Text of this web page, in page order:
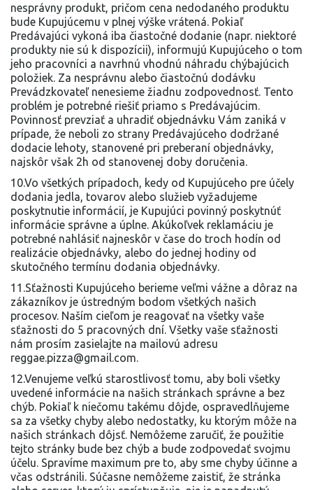
nesprávny produkt, pričom cena nedodaného produktu
bude Kupujúcemu v plnej výške vrátená. Pokiaľ
Predávajúci vykoná iba čiastočné dodanie (napr. niektoré
produkty nie sú k dispozícii), informujú Kupujúceho o tom
jeho pracovníci a navrhnú vhodnú náhradu chýbajúcich
položiek. Za nesprávnu alebo čiastočnú dodávku
Prevádzkovateľ nenesieme žiadnu zodpovednosť. Tento
problém je potrebné riešiť priamo s Predávajúcim.
Povinnosť prevziať a uhradiť objednávku Vám zaniká v
prípade, že neboli zo strany Predávajúceho dodržané
dodacie lehoty, stanovené pri preberaní objednávky,
najskôr však 2h od stanovenej doby doručenia.
10.Vo všetkých prípadoch, kedy od Kupujúceho pre účely
dodania jedla, tovarov alebo služieb vyžadujeme
poskytnutie informácií, je Kupujúci povinný poskytnúť
informácie správne a úplne. Akúkoľvek reklamáciu je
potrebné nahlásiť najneskôr v čase do troch hodín od
realizácie objednávky, alebo do jednej hodiny od
skutočného termínu dodania objednávky.
11.Sťažnosti Kupujúceho berieme veľmi vážne a dôraz na
zákazníkov je ústredným bodom všetkých našich
procesov. Naším cieľom je reagovať na všetky vaše
sťažnosti do 5 pracovných dní. Všetky vaše sťažnosti
nám prosím zasielajte na mailovú adresu
reggae.pizza@gmail.com.
12.Venujeme veľkú starostlivosť tomu, aby boli všetky
uvedené informácie na našich stránkach správne a bez
chýb. Pokiaľ k niečomu takému dôjde, ospravedlňujeme
sa za všetky chyby alebo nedostatky, ku ktorým môže na
našich stránkach dôjsť. Nemôžeme zaručiť, že použitie
tejto stránky bude bez chýb a bude zodpovedať svojmu
účelu. Spravíme maximum pre to, aby sme chyby účinne a
včas odstránili. Súčasne nemôžeme zaistiť, že stránka